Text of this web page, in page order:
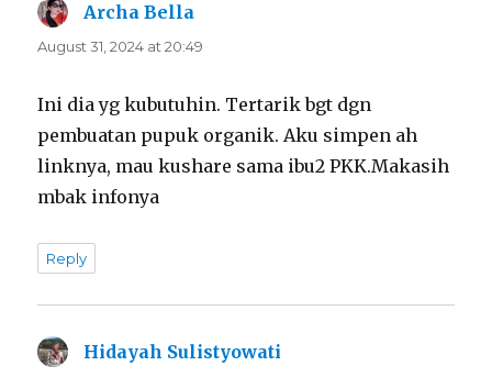
Archa Bella
August 31, 2024 at 20:49
Ini dia yg kubutuhin. Tertarik bgt dgn
pembuatan pupuk organik. Aku simpen ah
linknya, mau kushare sama ibu2 PKK.Makasih
mbak infonya
Reply
Hidayah Sulistyowati